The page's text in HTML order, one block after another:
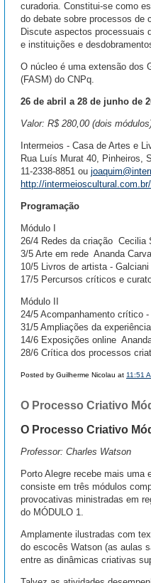
curadoria. Constitui-se como
do debate sobre processos de
Discute aspectos processuais
e instituições e
O núcleo é uma extensão dos
(FASM) do CNPq.
26 de abril a 28 de junho de
Valor: R$ 280,00 (dois
Intermeios - Casa de Artes e
Rua Luís Murat 40, Pinheiros,
11-2338-8851 ou
http://
Programação
Módulo I
26/4 Redes da criação  Cecilia
3/5 Arte em rede  Ananda
10/5 Livros de artista -
17/5 Percursos críticos e
Módulo II
24/5 Acompanhamento crítico
31/5 Ampliações da
14/6 Exposições online 
28/6 Crítica dos processos
Posted by Guilherme Nicolau at 11:51
O Processo Criativo
O Processo Criativo
Professor: Charles Watson
Porto Alegre recebe mais uma
consiste em três módulos
provocativas ministradas em
do MÓDULO 1.
Amplamente ilustradas com
do escocês Watson (as aulas
entre as dinâmicas criativas